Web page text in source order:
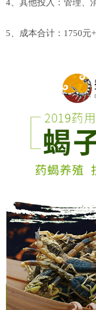
4、其他投入：管理、
5、成本合计：1750元